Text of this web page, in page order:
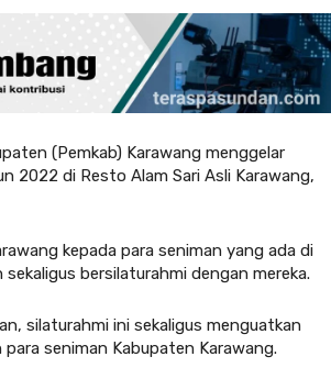
(Pemkab) Karawang menggelar
2022 di Resto Alam Sari Asli Karawang,
kepada para seniman yang ada di
bersilaturahmi dengan mereka.
silaturahmi ini sekaligus menguatkan
seniman Kabupaten Karawang.